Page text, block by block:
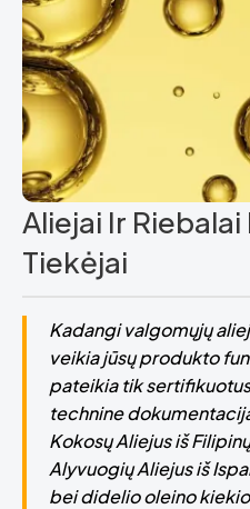
Aliejai Ir
Tiekėjai
Kadangi valgomųjų
veikia jūsų produkto
pateikia tik
technine
Kokosų Aliejus iš
Alyvuogių Aliejus iš
bei didelio oleino